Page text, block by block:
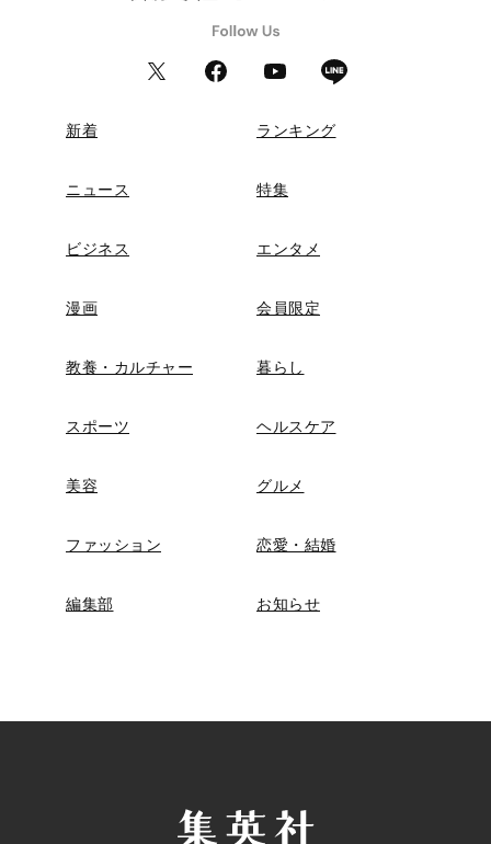
新着 ランキング
ニュース 特集
ビジネス エンタメ
漫画 会員限定
教養・カルチャー 暮らし
スポーツ ヘルスケア
美容 グルメ
ファッション 恋愛・結婚
編集部 お知らせ